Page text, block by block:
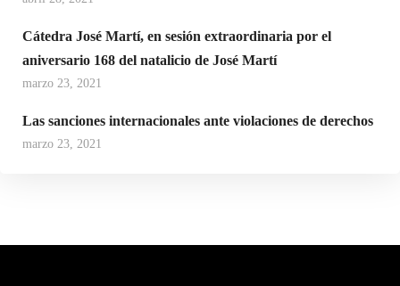
Cátedra José Martí, en sesión extraordinaria por el
aniversario 168 del natalicio de José Martí
marzo 23, 2021
Las sanciones internacionales ante violaciones de derechos
marzo 23, 2021